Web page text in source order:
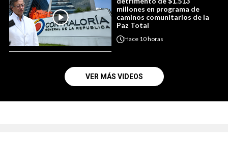
millones en programa de
caminos comunitarios de la
Paz Total
Hace 10 horas
VER MÁS VIDEOS